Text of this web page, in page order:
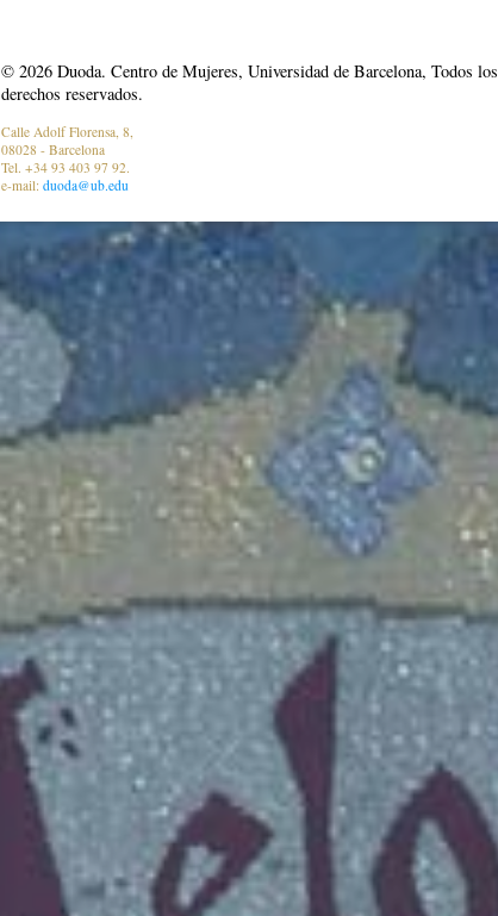
© 2026 Duoda. Centro de Mujeres, Universidad de Barcelona, Todos los
derechos reservados.
Calle Adolf Florensa, 8,
08028 - Barcelona
Tel. +34 93 403 97 92.
e-mail: duoda@ub.edu